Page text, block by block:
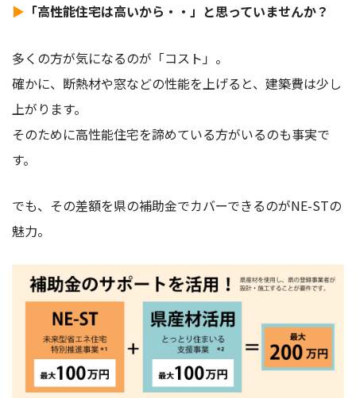
▶ 「高性能住宅は高いから・・」と思っていませんか？
多くの方が気になるのが「コスト」。
確かに、断熱材や窓などの性能を上げると、建築費は少し
上がります。
そのために高性能住宅を諦めている方がいるのも事実で
す。
でも、その差額を県の補助金でカバーできるのがNE-STの
魅力。